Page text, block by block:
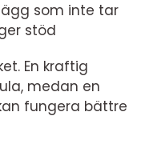
som inte tar
stöd
En kraftig
medan en
fungera bättre